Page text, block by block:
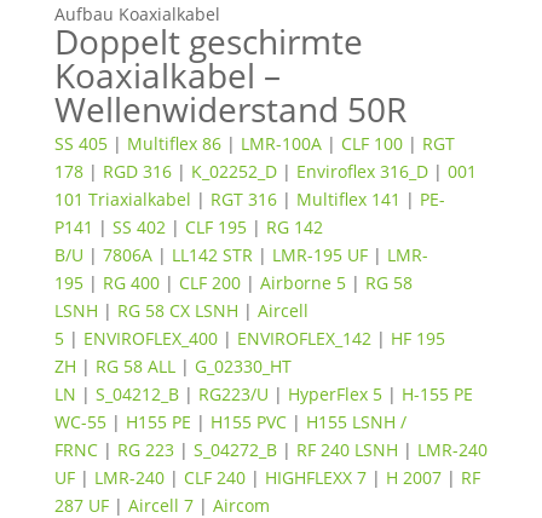
Aufbau Koaxialkabel
Doppelt geschirmte
Koaxialkabel –
Wellenwiderstand 50R
SS 405 | Multiflex 86 | LMR-100A | CLF 100 | RGT
178 | RGD 316 | K_02252_D | Enviroflex 316_D | 001
101 Triaxialkabel | RGT 316 | Multiflex 141 | PE-
P141 | SS 402 | CLF 195 | RG 142
B/U | 7806A | LL142 STR | LMR-195 UF | LMR-
195 | RG 400 | CLF 200 | Airborne 5 | RG 58
LSNH | RG 58 CX LSNH | Aircell
5 | ENVIROFLEX_400 | ENVIROFLEX_142 | HF 195
ZH | RG 58 ALL | G_02330_HT
LN | S_04212_B | RG223/U | HyperFlex 5 | H-155 PE
WC-55 | H155 PE | H155 PVC | H155 LSNH /
FRNC | RG 223 | S_04272_B | RF 240 LSNH | LMR-240
UF | LMR-240 | CLF 240 | HIGHFLEXX 7 | H 2007 | RF
287 UF | Aircell 7 | Aircom